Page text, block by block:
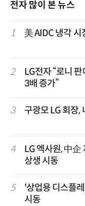
전자 많이 본 뉴스
1 美 AIDC 냉각
2
LG전자 “로니
3배 증가”
3 구광모 LG 회장,
4
LG 엑사원, 中
상생 시동
5
'상업용 디스플
시동